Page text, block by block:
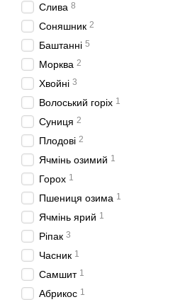
Слива 8
Соняшник 2
Баштанні 5
Морква 2
Хвойні 3
Волоський горіх 1
Суниця 2
Плодові 2
Ячмінь озимий 1
Горох 1
Пшениця озима 1
Ячмінь ярий 1
Ріпак 3
Часник 1
Самшит 1
Абрикос 1